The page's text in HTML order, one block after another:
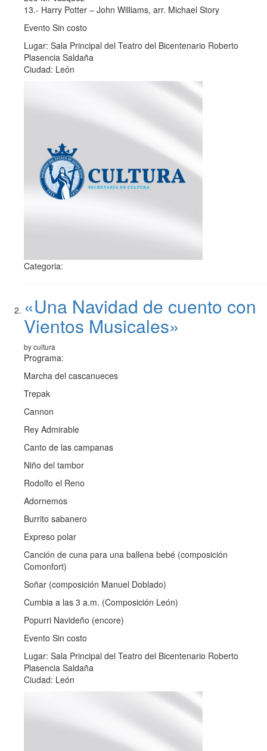
13.- Harry Potter – John Williams, arr. Michael Story
Evento Sin costo
Lugar: Sala Principal del Teatro del Bicentenario Roberto
Plasencia Saldaña
Ciudad: León
Categoria:
«Una Navidad de cuento con
Vientos Musicales»
by cultura
Programa:
Marcha del cascanueces
Trepak
Cannon
Rey Admirable
Canto de las campanas
Niño del tambor
Rodolfo el Reno
Adornemos
Burrito sabanero
Expreso polar
Canción de cuna para una ballena bebé (composición
Comonfort)
Soñar (composición Manuel Doblado)
Cumbia a las 3 a.m. (Composición León)
Popurri Navideño (encore)
Evento Sin costo
Lugar: Sala Principal del Teatro del Bicentenario Roberto
Plasencia Saldaña
Ciudad: León